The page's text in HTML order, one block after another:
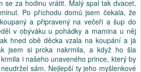
se za hodinu vrátit. Malý spal tak dvacet,
Po příchodu domů jsem čekala, že
a připravený na večeři a šup do
v obýváku u pohádky a mamina u něj
hned obě děcka vzala na koupání a já
jsem si prcka nakrmila, a když ho šla
i našeho unaveného prince, který by
sám. Nejlepší ty jeho myšlenkové